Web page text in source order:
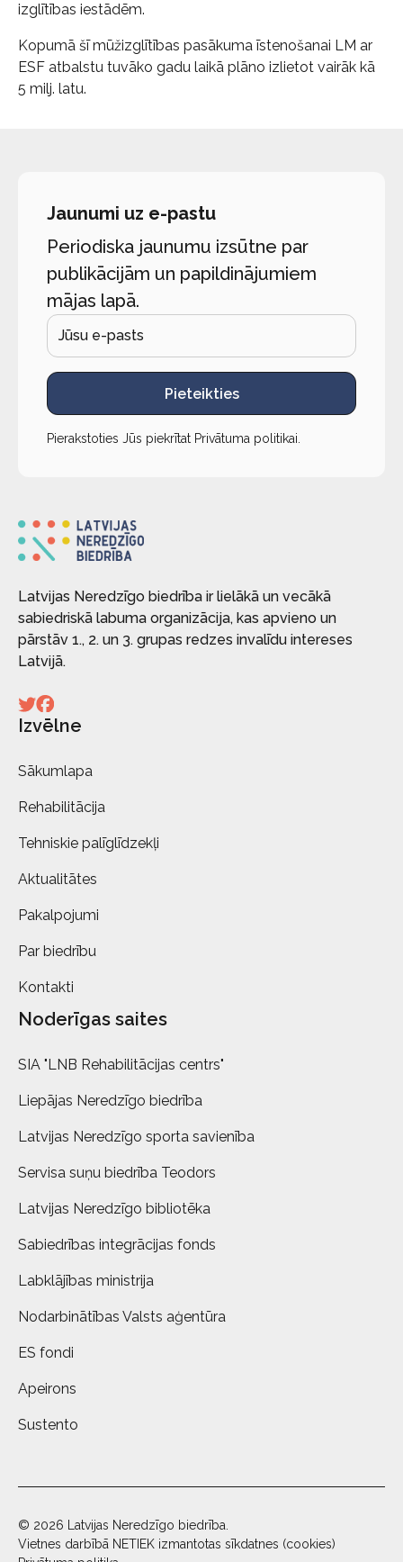
izglītības iestādēm.
Kopumā šī mūžizglītības pasākuma īstenošanai LM ar
ESF atbalstu tuvāko gadu laikā plāno izlietot vairāk kā
5 milj. latu.
Jaunumi uz e-pastu
Periodiska jaunumu izsūtne par
publikācijām un papildinājumiem
mājas lapā.
Pieteikties
Pierakstoties Jūs piekrītat Privātuma politikai
Latvijas Neredzīgo biedrība ir lielākā un vecākā
sabiedriskā labuma organizācija, kas apvieno un
pārstāv 1., 2. un 3. grupas redzes invalīdu intereses
Latvijā.
Izvēlne
Sākumlapa
Rehabilitācija
Tehniskie palīglīdzekļi
Aktualitātes
Pakalpojumi
Par biedrību
Kontakti
Noderīgas saites
SIA "LNB Rehabilitācijas centrs"
Liepājas Neredzīgo biedrība
Latvijas Neredzīgo sporta savienība
Servisa suņu biedrība Teodors
Latvijas Neredzīgo bibliotēka
Sabiedrības integrācijas fonds
Labklājības ministrija
Nodarbinātības Valsts aģentūra
ES fondi
Apeirons
Sustento
© 2026 Latvijas Neredzīgo biedrība.
Vietnes darbībā NETIEK izmantotas sīkdatnes (cookies)